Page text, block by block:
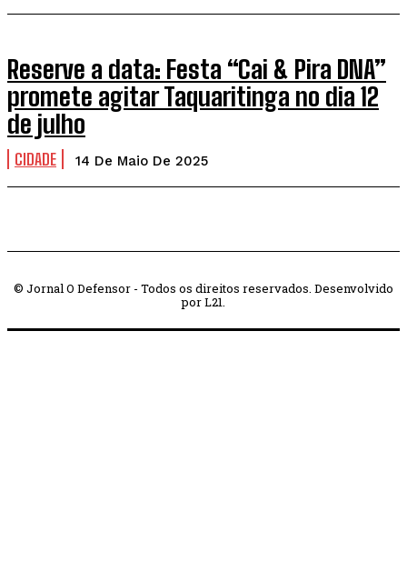
Reserve a data: Festa “Cai & Pira DNA”
promete agitar Taquaritinga no dia 12
de julho
CIDADE 14 De Maio De 2025
© Jornal O Defensor - Todos os direitos reservados. Desenvolvido
por L21.